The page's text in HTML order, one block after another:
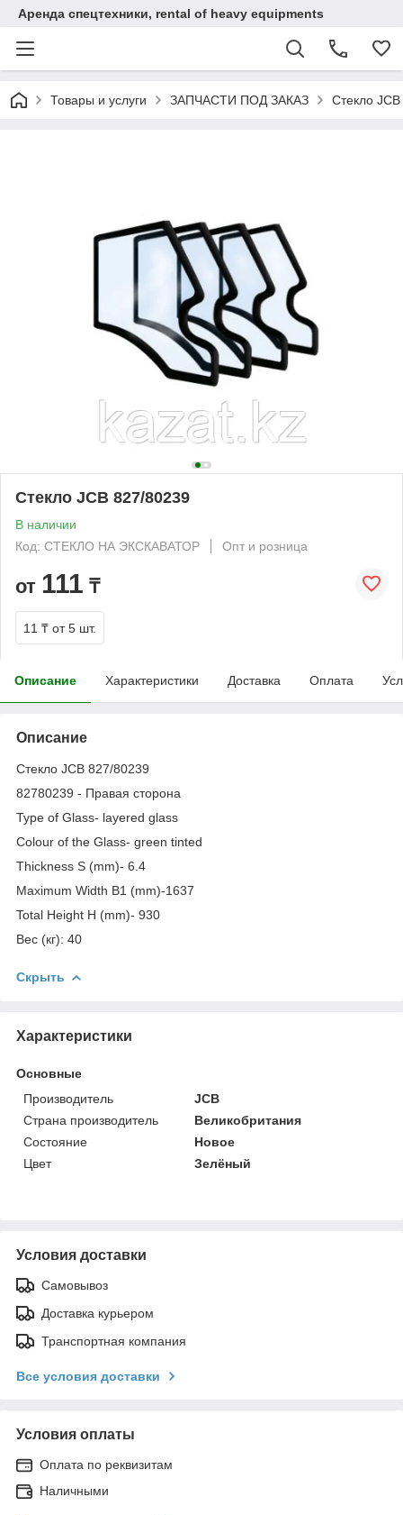
Аренда спецтехники, rental of heavy equipments
Товары и услуги ЗАПЧАСТИ ПОД ЗАКАЗ Стекло
Стекло JCB 827/80239
В наличии
Код: СТЕКЛО НА ЭКСКАВАТОР
Опт и розница
от 111 ₸
11 ₸ от 5 шт.
Описание Характеристики Доставка Оплата
Описание
Стекло JCB 827/80239
82780239 - Правая сторона
Type of Glass- layered glass
Colour of the Glass- green tinted
Thickness S (mm)- 6.4
Maximum Width B1 (mm)-1637
Total Height H (mm)- 930
Вес (кг): 40
Скрыть
Характеристики
Основные
Производитель
JCB
Страна производитель
Великобритания
Состояние
Новое
Цвет
Зелёный
Условия доставки
Самовывоз
Доставка курьером
Транспортная компания
Все условия доставки
Условия оплаты
Оплата по реквизитам
Наличными